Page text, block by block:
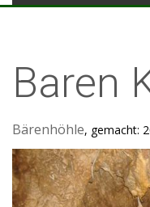
Baren
Bärenhöhle, gemacht: